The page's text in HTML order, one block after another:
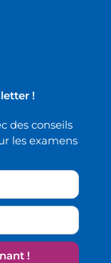
!
des conseils
les examens
!